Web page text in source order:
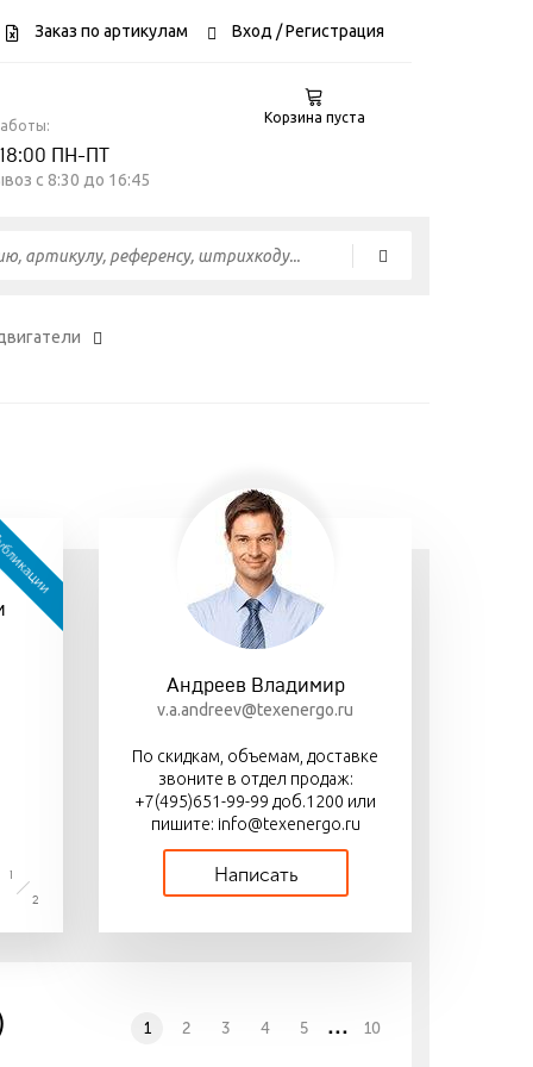
Заказ по артикулам Вход / Регистрация
ПН-ПТ
c 8:30 до 16:45
Корзина пуста
«Деловыми
Компания «МФК
Техэнерго» представляет
новые
электродвигатели
производства «ЭЛМАШ»
1
2
Андреев Владимир
v.a.andreev@texenergo.ru
По скидкам, объемам, доставке
звоните в отдел продаж:
+7(495)651-99-99 доб.1200 или
пишите: info@texenergo.ru
Написать
1 2 3 4 5 ... 10